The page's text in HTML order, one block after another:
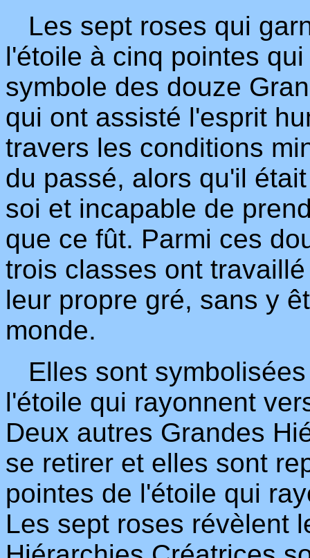
Les sept roses qui
l'étoile à cinq pointes
symbole des douze
qui ont assisté l'esprit
travers les conditions
du passé, alors qu'il
soi et incapable de
que ce fût. Parmi ces
trois classes ont
leur propre gré, sans y
monde.
Elles sont
l'étoile qui rayonnent
Deux autres Grandes
se retirer et elles sont
pointes de l'étoile qui
Les sept roses révèlent